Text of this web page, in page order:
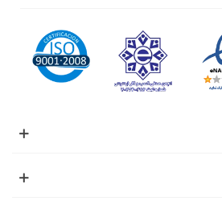
بسیار زیادی می باشد. عمده
در موارد زیر کاربرد های فراوانی